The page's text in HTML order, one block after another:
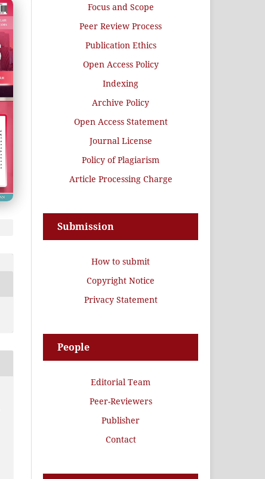
Focus and Scope
Peer Review Process
Publication Ethics
Open Access Policy
Indexing
Archive Policy
Open Access Statement
Journal License
Policy of Plagiarism
Article Processing Charge
Submission
How to submit
Copyright Notice
Privacy Statement
People
Editorial Team
Peer-Reviewers
Publisher
Contact